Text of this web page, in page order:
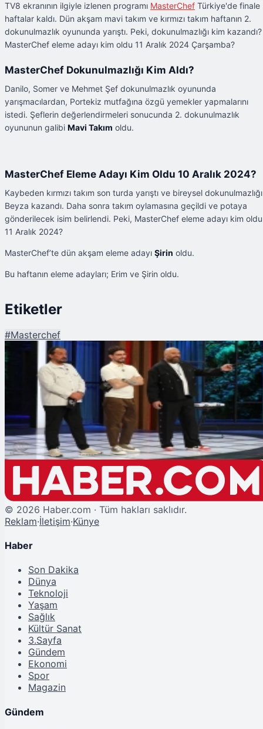
TV8 ekranının ilgiyle izlenen programı MasterChef Türkiye'de finale
haftalar kaldı. Dün akşam mavi takım ve kırmızı takım haftanın 2.
dokunulmazlık oyununda yarıştı. Peki, dokunulmazlığı kim kazandı?
MasterChef eleme adayı kim oldu 11 Aralık 2024 Çarşamba?
MasterChef Dokunulmazlığı Kim Aldı?
Danilo, Somer ve Mehmet Şef dokunulmazlık oyununda
yarışmacılardan, Portekiz mutfağına özgü yemekler yapmalarını
istedi. Şeflerin değerlendirmeleri sonucunda 2. dokunulmazlık
oyununun galibi Mavi Takım oldu.
MasterChef Eleme Adayı Kim Oldu 10 Aralık 2024?
Kaybeden kırmızı takım son turda yarıştı ve bireysel dokunulmazlığı
Beyza kazandı. Daha sonra takım oylamasına geçildi ve potaya
gönderilecek isim belirlendi. Peki, MasterChef eleme adayı kim oldu
11 Aralık 2024?
MasterChef’te dün akşam eleme adayı Şirin oldu.
Bu haftanın eleme adayları; Erim ve Şirin oldu.
Etiketler
#Masterchef
Şu An Okunan
MasterChef Eleme Adayı Kim Oldu 11 Aralık 2024? İşte Potadaki İsimler
© 2026 Haber.com · Tüm hakları saklıdır.
Reklam·İletişim·Künye
Haber
Son Dakika
Dünya
Teknoloji
Yaşam
Sağlık
Kültür Sanat
3.Sayfa
Gündem
Ekonomi
Spor
Magazin
Gündem